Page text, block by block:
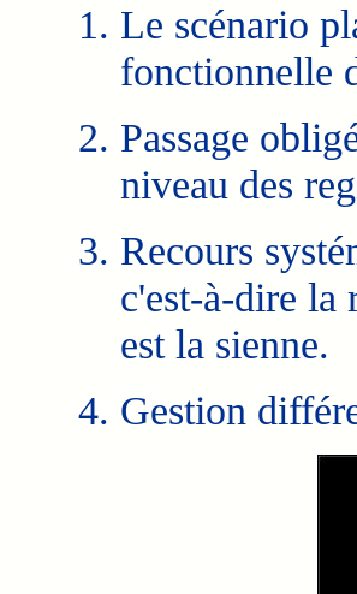
Le scénario
fonctionnelle
Passage
niveau des
Recours
c'est-à-dire la
est la sienne.
Gestion